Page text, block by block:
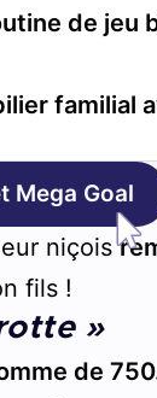
de jeu
familial
Mega Goal
niçois
fils !
»
de